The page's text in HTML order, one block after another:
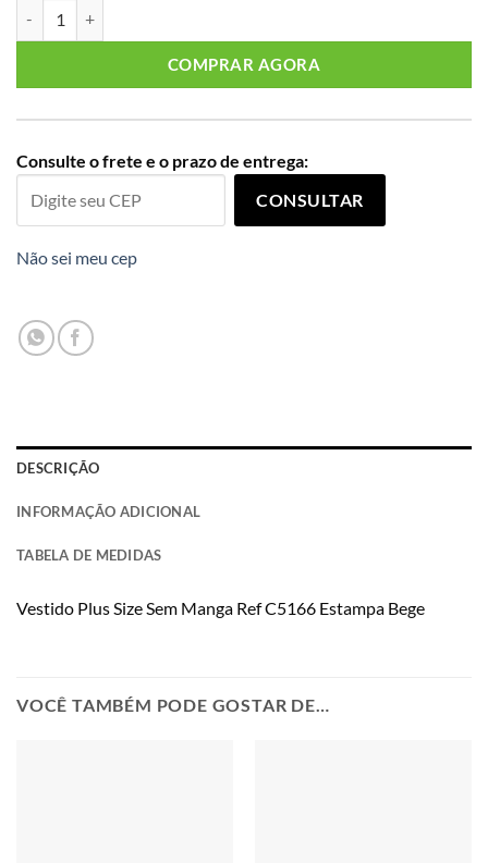
COMPRAR AGORA
Consulte o frete e o prazo de entrega:
CONSULTAR
Não sei meu cep
DESCRIÇÃO
INFORMAÇÃO ADICIONAL
TABELA DE MEDIDAS
Vestido Plus Size Sem Manga Ref C5166 Estampa Bege
VOCÊ TAMBÉM PODE GOSTAR DE…